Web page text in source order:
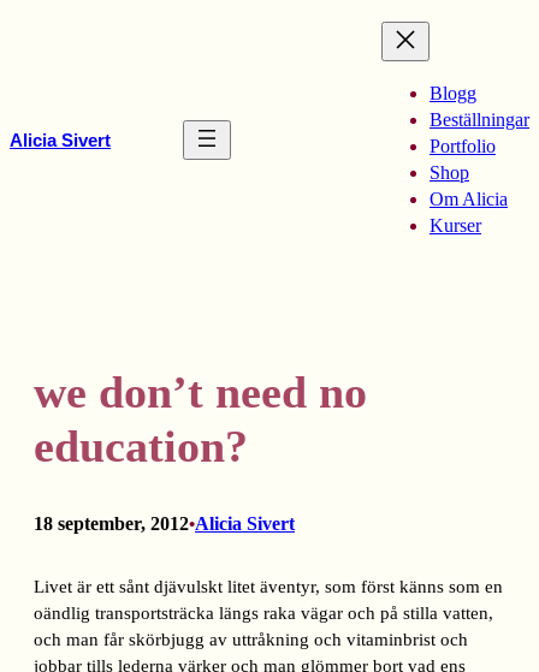
Alicia Sivert
Blogg
Beställningar
Portfolio
Shop
Om Alicia
Kurser
we don’t need no
education?
18 september, 2012•Alicia Sivert
Livet är ett sånt djävulskt litet äventyr, som först känns som en
oändlig transportsträcka längs raka vägar och på stilla vatten,
och man får skörbjugg av uttråkning och vitaminbrist och
jobbar tills lederna värker och man glömmer bort vad ens